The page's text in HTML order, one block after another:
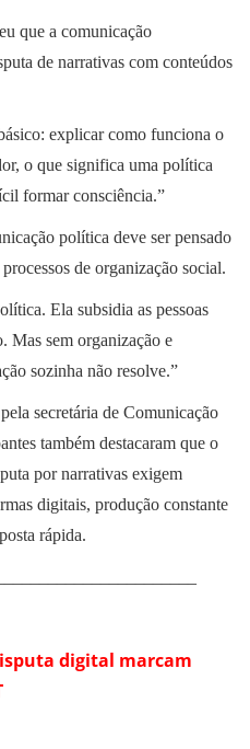
que a comunicação
de narrativas com conteúdos
explicar como funciona o
o que significa uma política
formar consciência.”
política deve ser pensado
de organização social.
Ela subsidia as pessoas
Mas sem organização e
sozinha não resolve.”
secretária de Comunicação
também destacaram que o
por narrativas exigem
digitais, produção constante
rápida.
digital marcam